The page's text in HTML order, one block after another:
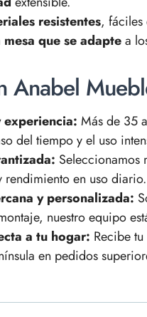
resistentes, fáciles
mesa que se adaptea
Anabel
experiencia: Más de 35
del tiempo y el uso
Seleccionamos
en uso diario.
y personalizada:
nuestro equipo
a tu hogar: Recibe
en pedidos